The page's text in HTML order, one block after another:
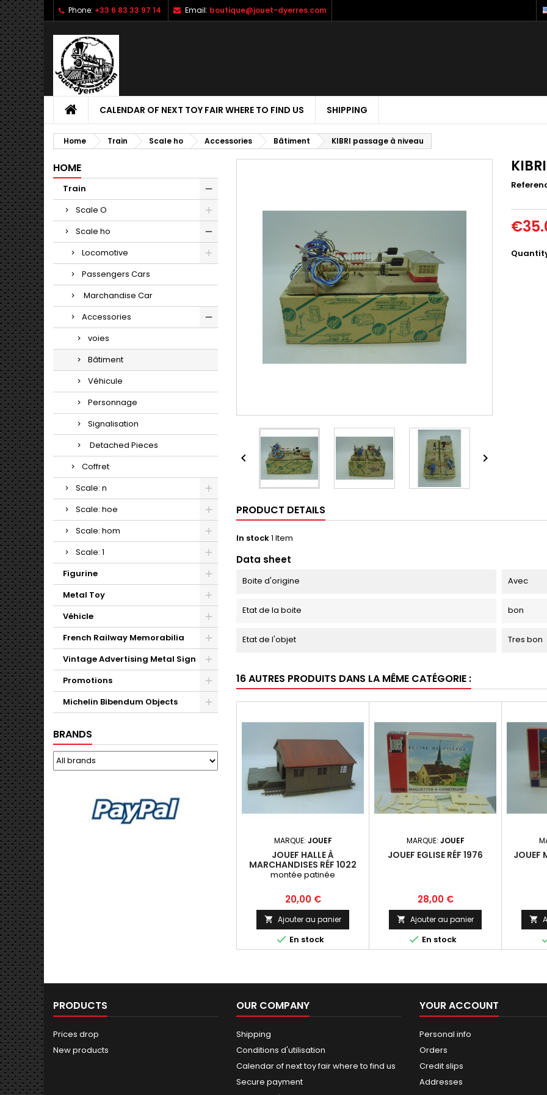
Phone: +33 6 83 33 97 14 Email: boutique@jouet-dyerres.com
CALENDAR OF NEXT TOY FAIR WHERE TO FIND US SHIPPING
Home Train Scale ho Accessories Bâtiment KIBRI passage à niveau
HOME
Train
Scale O
Scale ho
Locomotive
Passengers Cars
Marchandise Car
Accessories
voies
Bâtiment
Véhicule
Personnage
Signalisation
Detached Pieces
Coffret
Scale: n
Scale: hoe
Scale: hom
Scale: 1
Figurine
Metal Toy
Véhicle
French Railway Memorabilia
Vintage Advertising Metal Sign
Promotions
Michelin Bibendum Objects
BRANDS
 
PRODUCT DETAILS
In stock1 Item
Data sheet
Boite d'origine Avec
Etat de la boite bon
Etat de l'objet Tres bon
16 AUTRES PRODUITS DANS LA MÊME CATÉGORIE :
MARQUE: JOUEF
JOUEF HALLE À
MARCHANDISES RÉF 1022
montée patinée
Prix
20,00 €
 Ajouter au panier
 En stock
MARQUE: JOUEF
JOUEF EGLISE RÉF 1976
Prix
28,00 €
 Ajouter au panier
 En stock
JOUEF

PRODUCTS
Prices drop
New products
OUR COMPANY
Shipping
Conditions d'utilisation
Calendar of next toy fair where to find us
Secure payment
YOUR ACCOUNT
Personal info
Orders
Credit slips
Addresses